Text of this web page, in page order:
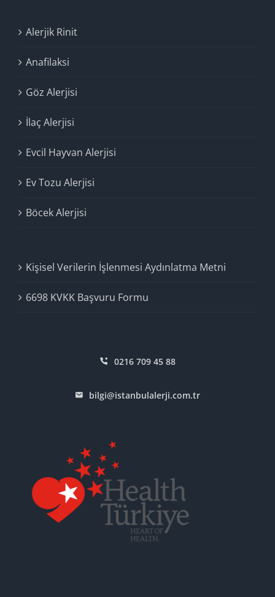
Alerjik Rinit
Anafilaksi
Göz Alerjisi
İlaç Alerjisi
Evcil Hayvan Alerjisi
Ev Tozu Alerjisi
Böcek Alerjisi
Kişisel Verilerin İşlenmesi Aydınlatma Metni
6698 KVKK Başvuru Formu
0216 709 45 88
bilgi@istanbulalerji.com.tr